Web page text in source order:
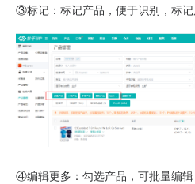
③标记：标记产品，便于识别，标
④编辑更多：勾选产品，可批量编